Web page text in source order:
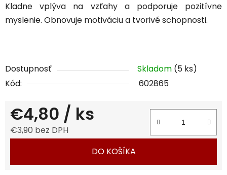
Kladne vplýva na vzťahy a podporuje pozitívne
myslenie. Obnovuje motiváciu a tvorivé schopnosti.
Dostupnosť Skladom (5 ks)
Kód:
602865
€4,80 / ks
€3,90 bez DPH
DO KOŠÍKA